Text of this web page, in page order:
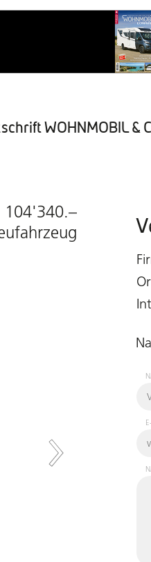
WOHNMOBIL &
104'340.–